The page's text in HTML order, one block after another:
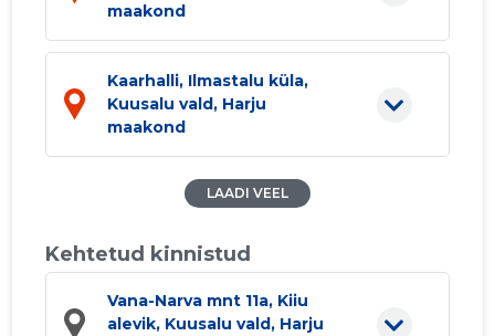
maakond
Kaarhalli, Ilmastalu küla,
Kuusalu vald, Harju
maakond
LAADI VEEL
Kehtetud kinnistud
Vana-Narva mnt 11a, Kiiu
alevik, Kuusalu vald, Harju